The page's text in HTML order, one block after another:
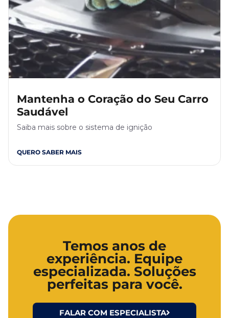
Mantenha o Coração do Seu Carro
Saudável
Saiba mais sobre o sistema de ignição
QUERO SABER MAIS
Temos anos de
experiência. Equipe
especializada. Soluções
perfeitas para você.
FALAR COM ESPECIALISTA